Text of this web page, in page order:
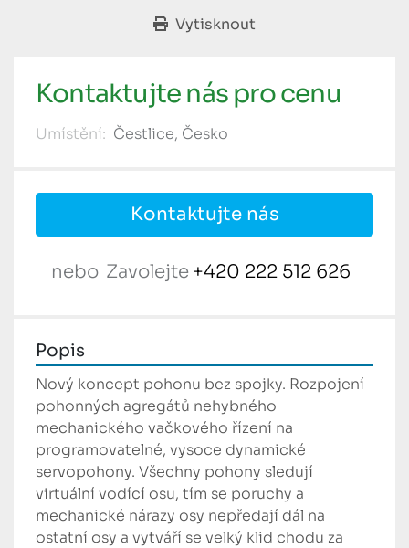
Vytisknout
Kontaktujte nás pro cenu
Umístění: Čestlice, Česko
Kontaktujte nás
nebo Zavolejte +420 222 512 626
Popis
Nový koncept pohonu bez spojky. Rozpojení
pohonných agregátů nehybného
mechanického vačkového řízení na
programovatelné, vysoce dynamické
servopohony. Všechny pohony sledují
virtuální vodící osu, tím se poruchy a
mechanické nárazy osy nepředají dál na
ostatní osy a vytváří se velký klid chodu za